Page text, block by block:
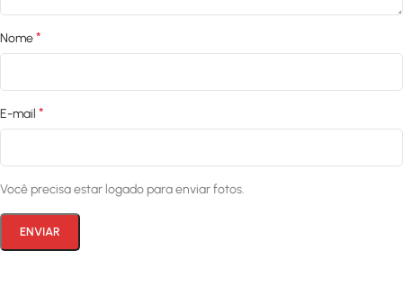
Nome*
E-mail *
Você precisa estar logado para enviar fotos.